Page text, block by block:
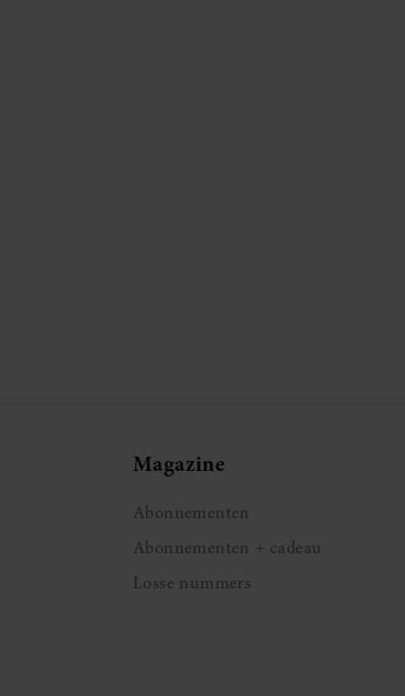
Magazine
Abonnementen
Abonnementen + cadeau
Losse nummers